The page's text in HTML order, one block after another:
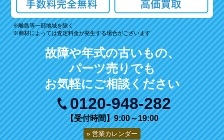
離島等一部地域を除く
商材によっては査定料金が発生する場合がございます
故障や年式の古いもの、
パーツ売りでも
お気軽にご相談ください
0120-948-282
【受付時間】9:00～19:00
営業カレンダー